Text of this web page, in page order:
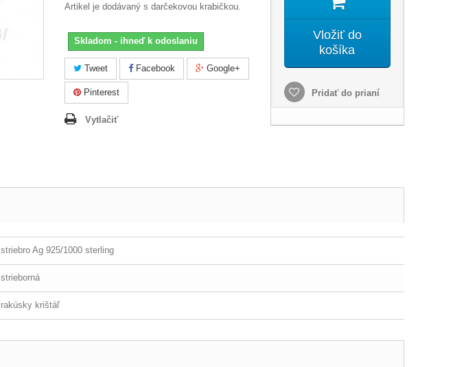
Artikel je dodávaný s darčekovou krabičkou.
Skladom - ihneď k odoslaniu
Tweet Facebook Google+
Pinterest
Vytlačiť
Vložiť do
košíka
Pridať do prianí
striebro Ag 925/1000 sterling
strieborná
rakúsky krištáľ